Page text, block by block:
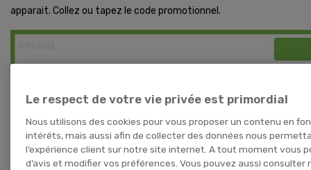
apparait. Collez ou tapez le code promotionnel.
Le respect de votre vie privée est primordial
Nous utilisons des cookies pour vous proposer un contenu en
intérêts, mais aussi afin de collecter des données nous
l’expérience client sur notre site internet. A tout moment vous
d’avis et modifier vos préférences. Vous pouvez aussi consulter